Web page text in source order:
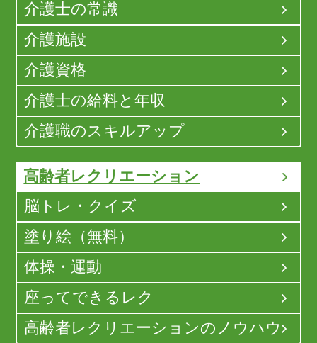
介護士の常識
介護施設
介護資格
介護士の給料と年収
介護職のスキルアップ
高齢者レクリエーション
脳トレ・クイズ
塗り絵（無料）
体操・運動
座ってできるレク
高齢者レクリエーションのノウハウ